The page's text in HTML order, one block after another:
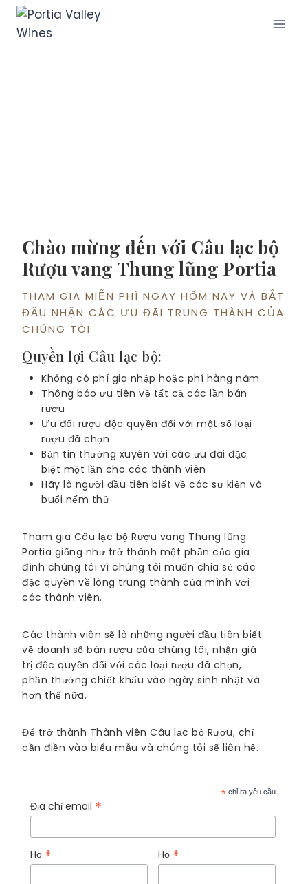
Chào mừng đến với Câu lạc bộ
Rượu vang Thung lũng Portia
THAM GIA MIỄN PHÍ NGAY HÔM NAY VÀ BẮT
ĐẦU NHẬN CÁC ƯU ĐÃI TRUNG THÀNH CỦA
CHÚNG TÔI
Quyền lợi Câu lạc bộ:
Không có phí gia nhập hoặc phí hàng năm
Thông báo ưu tiên về tất cả các lần bán
rượu
Ưu đãi rượu độc quyền đối với một số loại
rượu đã chọn
Bản tin thường xuyên với các ưu đãi đặc
biệt một lần cho các thành viên
Hãy là người đầu tiên biết về các sự kiện và
buổi nếm thử
Tham gia Câu lạc bộ Rượu vang Thung lũng
Portia giống như trở thành một phần của gia
đình chúng tôi vì chúng tôi muốn chia sẻ các
đặc quyền về lòng trung thành của mình với
các thành viên.
Các thành viên sẽ là những người đầu tiên biết
về doanh số bán rượu của chúng tôi, nhận giá
trị độc quyền đối với các loại rượu đã chọn,
phần thưởng chiết khấu vào ngày sinh nhật và
hơn thế nữa.
Để trở thành Thành viên Câu lạc bộ Rượu, chỉ
cần điền vào biểu mẫu và chúng tôi sẽ liên hệ.
* chỉ ra yêu cầu
Địa chỉ email *
Họ * Họ *